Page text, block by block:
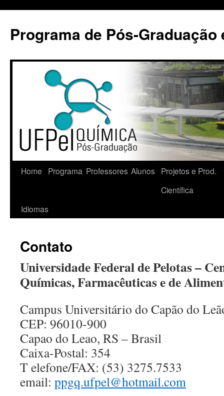
conteúdo
Programa de Pós-Graduação
Home Programa Professores Alunos
Projetos e Prod.
Científica
Idiomas
Contato
Universidade Federal de Pelotas –
Químicas, Farmacêuticas e de
Campus Universitário do Capão do
CEP: 96010-900
Capao do Leao, RS – Brasil
Caixa-Postal: 354
T elefone/FAX: (53) 3275.7533
email: ppgq.ufpel@hotmail.com